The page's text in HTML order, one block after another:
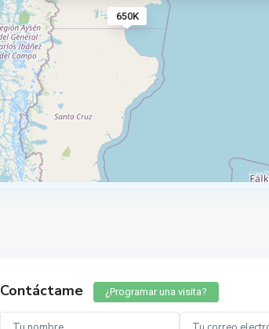
650K
Contáctame ¿Programar una visita?